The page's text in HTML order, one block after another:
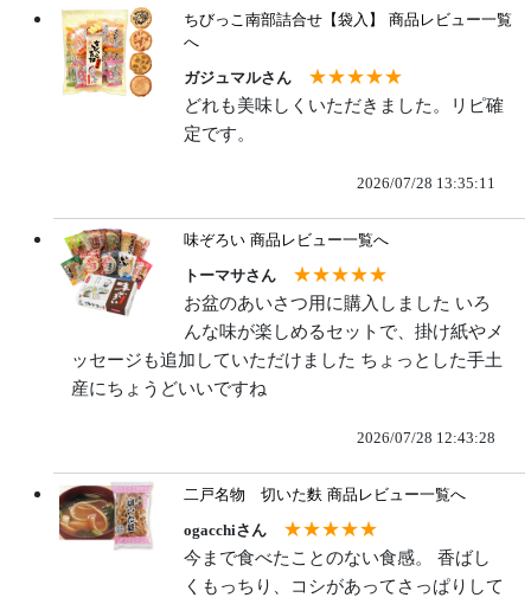
ちびっこ南部詰合せ【袋入】
商品レビュー一覧
へ
ガジュマルさん
★★★★★
どれも美味しくいただきました。リピ確
定です。
2026/07/28 13:35:11
味ぞろい 商品レビュー一覧へ
トーマサさん
★★★★★
お盆のあいさつ用に購入しました いろ
んな味が楽しめるセットで、掛け紙やメ
ッセージも追加していただけました ちょっとした手土
産にちょうどいいですね
2026/07/28 12:43:28
二戸名物 切いた麩 商品レビュー一覧へ
ogacchiさん
★★★★★
今まで食べたことのない食感。 香ばし
くもっちり、コシがあってさっぱりして